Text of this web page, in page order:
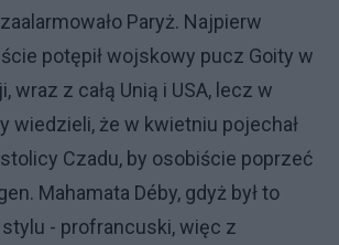
Paryż. Najpierw
potępił wojskowy pucz Goity w
wraz z całą Unią i USA, lecz w
wiedzieli, że w kwietniu pojechał
stolicy Czadu, by osobiście poprzeć
Mahamata Déby, gdyż był to
- profrancuski, więc z